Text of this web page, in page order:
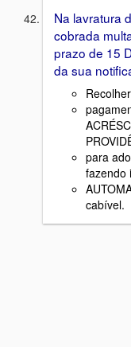
Na lavratura
cobrada
prazo de 15
da sua
para
fazendo
cabível.